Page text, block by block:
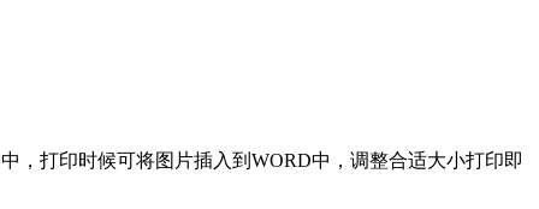
，打印时候可将图片插入到WORD中，调整合适大小打印即